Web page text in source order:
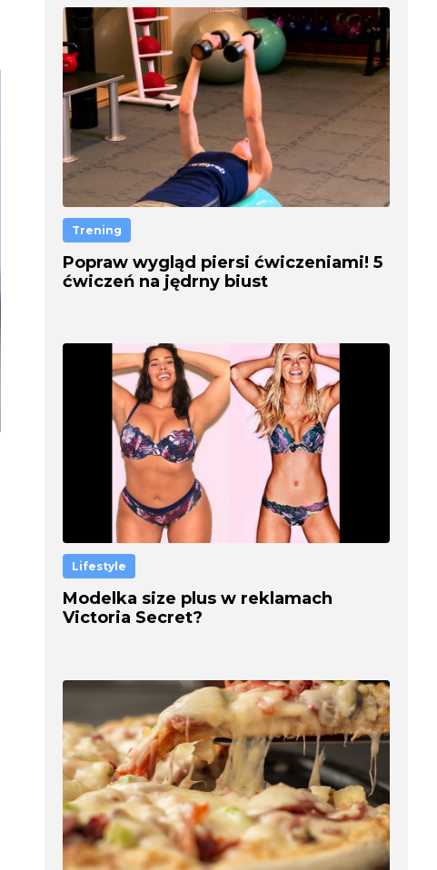
Trening
Popraw wygląd piersi ćwiczeniami! 5
ćwiczeń na jędrny biust
Lifestyle
Modelka size plus w reklamach
Victoria Secret?